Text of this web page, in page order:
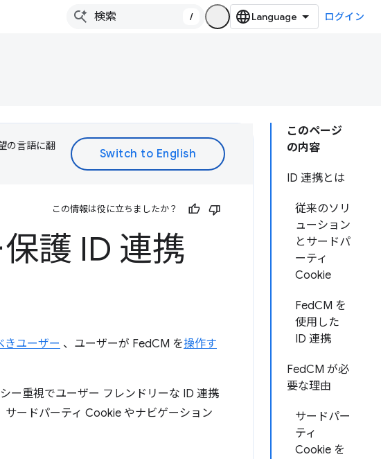
/ ログイン
このページ
の内容
ID 連携とは
従来のソリ
ューション
とサードパ
ーティ
Cookie
FedCM を
使用した
ID 連携
FedCM が必
要な理由
サードパー
ティ
Cookie を
の言語に翻
この情報は役に立ちましたか？
護 ID 連携
きユーザー 、ユーザーが FedCM を操作す
ー重視でユーザー フレンドリーな ID 連携
サードパーティ Cookie やナビゲーション